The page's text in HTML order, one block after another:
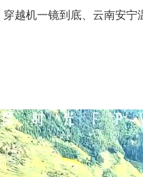
机一镜到底、云南安宁